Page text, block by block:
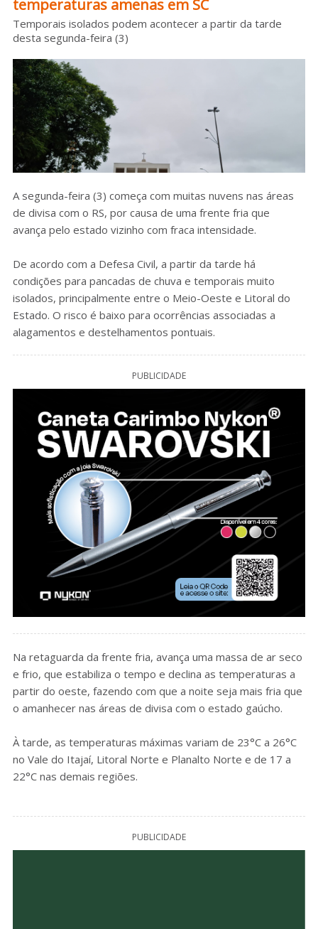
Sobre o HC
temperaturas amenas em SC
Temporais isolados podem acontecer a partir da tarde
desta segunda-feira (3)
A segunda-feira (3) começa com muitas nuvens nas áreas
de divisa com o RS, por causa de uma frente fria que
avança pelo estado vizinho com fraca intensidade.
De acordo com a Defesa Civil, a partir da tarde há
condições para pancadas de chuva e temporais muito
isolados, principalmente entre o Meio-Oeste e Litoral do
Estado. O risco é baixo para ocorrências associadas a
alagamentos e destelhamentos pontuais.
PUBLICIDADE
Na retaguarda da frente fria, avança uma massa de ar seco
e frio, que estabiliza o tempo e declina as temperaturas a
partir do oeste, fazendo com que a noite seja mais fria que
o amanhecer nas áreas de divisa com o estado gaúcho.
À tarde, as temperaturas máximas variam de 23°C a 26°C
no Vale do Itajaí, Litoral Norte e Planalto Norte e de 17 a
22°C nas demais regiões.
PUBLICIDADE